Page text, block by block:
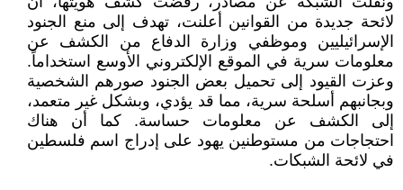
لائحة جديدة من القوانين أعلنت، تهدف إلى منع الجنود
الإسرائيليين وموظفي وزارة الدفاع من الكشف عن
معلومات سرية في الموقع الإلكتروني الأوسع استخداماً.
وعزت القيود إلى تحميل بعض الجنود صورهم الشخصية
وبجانبهم أسلحة سرية، مما قد يؤدي، وبشكل غير متعمد،
إلى الكشف عن معلومات حساسة. كما أن هناك
احتجاجات من مستوطنين يهود على إدراج اسم فلسطين
في لائحة الشبكات.